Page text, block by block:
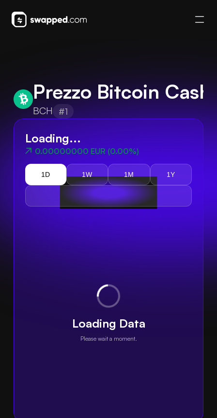
Prezzo Bitcoin Cash
BCH #1
Loading...
0.00000000 EUR (0.00%)
1D 1W 1M 1Y
Loading Data
Please wait a moment.